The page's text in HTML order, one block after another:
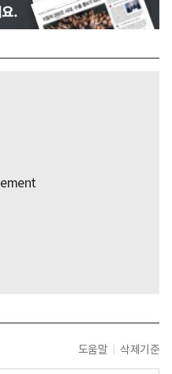
도움말 삭제기준